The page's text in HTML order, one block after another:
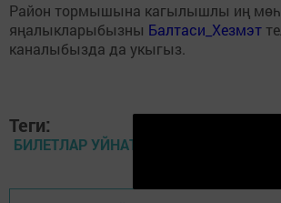
Район тормышына кагылышлы иң
яңалыкларыбызны Балтаси_Хезмэт
каналыбызда да укыгыз.
Теги:
БИЛЕТЛАР УЙНАТАБЫЗ